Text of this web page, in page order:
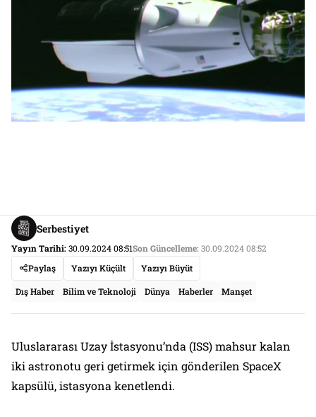
Serbestiyet
Yayın Tarihi:30.09.2024 08:51Son Güncelleme:30.09.2024 08:52
Paylaş
Yazıyı Küçült Yazıyı Büyüt
Dış Haber Bilim ve Teknoloji Dünya Haberler Manşet
Uluslararası Uzay İstasyonu’nda (ISS) mahsur kalan
iki astronotu geri getirmek için gönderilen SpaceX
kapsülü, istasyona kenetlendi.